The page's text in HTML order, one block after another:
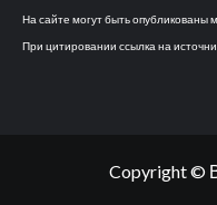
На сайте могут быть опубликованы
При цитировании ссылка на
Copyright ©